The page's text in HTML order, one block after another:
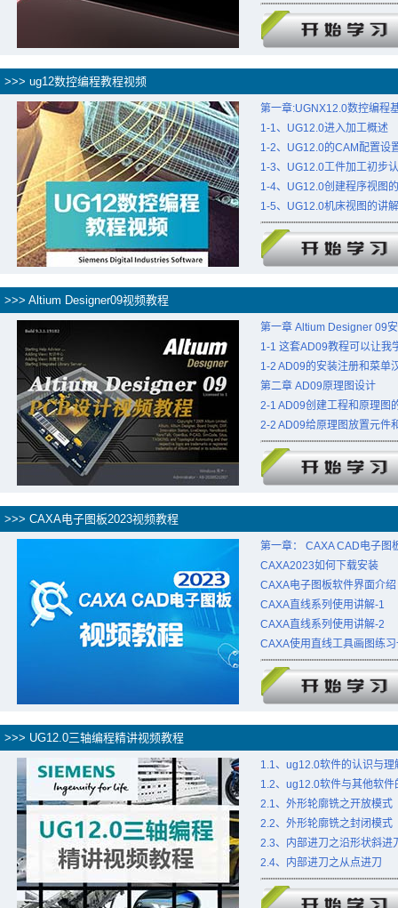
>>> ug12数控编程教程视频
第一章:UGNX12.0数控编程
1-1、UG12.0进入加工概述
1-2、UG12.0的CAM配置设
1-3、UG12.0工件加工初步
1-4、UG12.0创建程序视图
1-5、UG12.0机床视图的讲解
>>> Altium Designer09视频教程
第一章 Altium Designer 09
1-1 这套AD09教程可以让我
1-2 AD09的安装注册和菜单
第二章 AD09原理图设计
2-1 AD09创建工程和原理图
2-2 AD09给原理图放置元件
>>> CAXA电子图板2023视频教程
第一章： CAXA CAD电子图
CAXA2023如何下载安装
CAXA电子图板软件界面介绍
CAXA直线系列使用讲解-1
CAXA直线系列使用讲解-2
CAXA使用直线工具画图练
>>> UG12.0三轴编程精讲视频教程
1.1、ug12.0软件的认识与理
1.2、ug12.0软件与其他软件
2.1、外形轮廓铣之开放模式
2.2、外形轮廓铣之封闭模式
2.3、内部进刀之沿形状斜进
2.4、内部进刀之从点进刀